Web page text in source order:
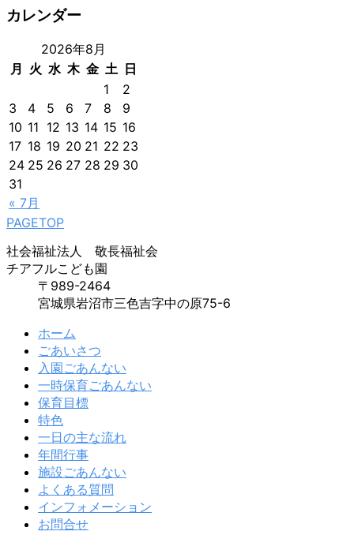
カレンダー
2026年8月
月
火 水 木 金 土 日
« 7月
1
2
3
4 5 6 7 8
9
10 11 12 13 14 15 16
17 18 19 20 21 22 23
24 25 26 27 28 29 30
31
PAGETOP
社会福祉法人 敬長福祉会
チアフルこども園
〒989-2464
宮城県岩沼市三色吉字中の原75-6
ホーム
ごあいさつ
入園ごあんない
一時保育ごあんない
保育目標
特色
一日の主な流れ
年間行事
施設ごあんない
よくある質問
インフォメーション
お問合せ